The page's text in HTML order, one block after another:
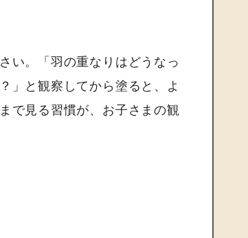
い。「羽の重なりはどうなっ
」と観察してから塗ると、よ
で見る習慣が、お子さまの観